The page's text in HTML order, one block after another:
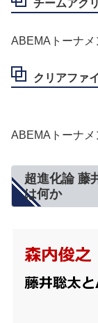
チームアク
ABEMAトーナ
クリアファ
ABEMAトーナ
超進化論 藤
は何か